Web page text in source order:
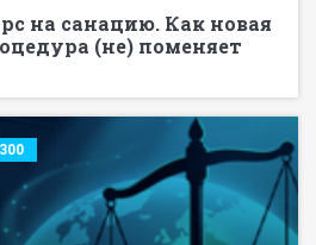
на санацию. Как новая
(не) поменяет